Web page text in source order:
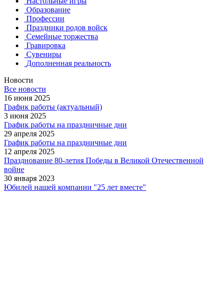
Образование
Профессии
Праздники родов войск
Семейные торжества
Гравировка
Сувениры
Дополненная реальность
Новости
Все новости
16 июня 2025
График работы (актуальный)
3 июня 2025
График работы на праздничные дни
29 апреля 2025
График работы на праздничные дни
12 апреля 2025
Празднование 80-летия Победы в Великой Отечественной
войне
30 января 2023
Юбилей нашей компании "25 лет вместе"